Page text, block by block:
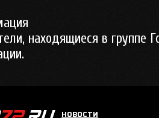
находящиеся в группе
НОВОСТИ